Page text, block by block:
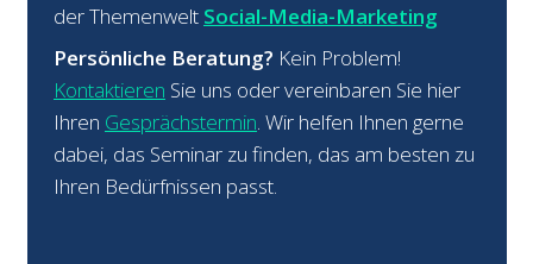
der Themenwelt Social-Media-Marketing
Persönliche Beratung? Kein Problem!
Kontaktieren Sie uns oder vereinbaren Sie hier
Ihren Gesprächstermin. Wir helfen Ihnen gerne
dabei, das Seminar zu finden, das am besten zu
Ihren Bedürfnissen passt.